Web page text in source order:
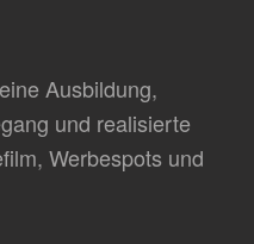
Ausbildung,
und realisierte
Werbespots und